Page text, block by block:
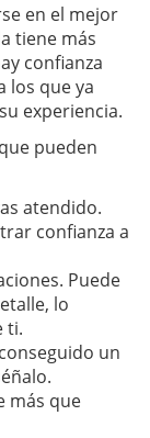
en el mejor
tiene más
confianza
los que ya
experiencia.
pueden
atendido.
confianza a
Puede
lo
ti.
un
más que